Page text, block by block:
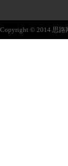
Copyright © 2014 思路